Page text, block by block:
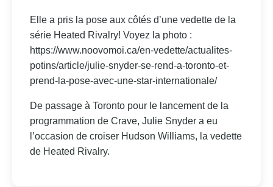
Elle a pris la pose aux côtés d’une vedette de la
série Heated Rivalry! Voyez la photo :
https://www.noovomoi.ca/en-vedette/actualites-
potins/article/julie-snyder-se-rend-a-toronto-et-
prend-la-pose-avec-une-star-internationale/
De passage à Toronto pour le lancement de la
programmation de Crave, Julie Snyder a eu
l’occasion de croiser Hudson Williams, la vedette
de Heated Rivalry.